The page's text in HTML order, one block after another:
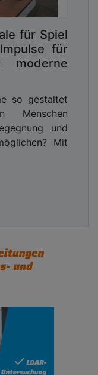
für Spiel
für
moderne
so gestaltet
und
Mit